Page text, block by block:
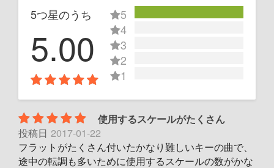
5つ星のうち
5.00
5
4
3
2
1
使用するスケールがたくさん
投稿日 2017-01-22
フラットがたくさん付いたかなり難しいキーの曲で、
途中の転調も多いために使用するスケールの数がかな